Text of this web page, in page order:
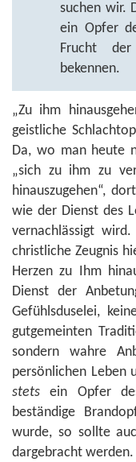
suchen wir.
ein Opfer
Frucht
bekennen.
„Zu ihm
geistliche
Da, wo man heute
„sich zu ihm zu
hinauszugehen“,
wie der Dienst des
vernachlässigt
christliche Zeugnis
Herzen zu Ihm
Dienst der
Gefühlsduselei,
gutgemeinten
sondern wahre
persönlichen Leben
stets ein Opfer
beständige
wurde, so sollte
dargebracht werden.